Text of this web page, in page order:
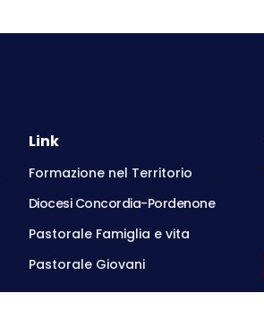
Link
Formazione nel Territorio
Diocesi Concordia-Pordenone
Pastorale Famiglia e vita
Pastorale Giovani